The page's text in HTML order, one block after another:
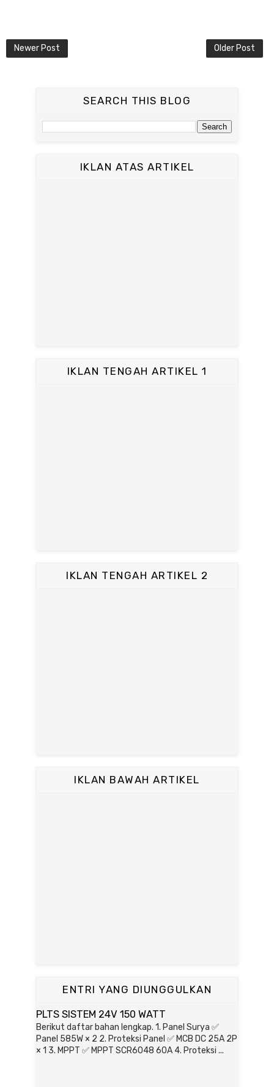
Newer Post Older Post
SEARCH THIS BLOG
IKLAN ATAS ARTIKEL
IKLAN TENGAH ARTIKEL 1
IKLAN TENGAH ARTIKEL 2
IKLAN BAWAH ARTIKEL
ENTRI YANG DIUNGGULKAN
PLTS SISTEM 24V 150 WATT
Berikut daftar bahan lengkap. 1. Panel Surya ✅
Panel 585W × 2 2. Proteksi Panel ✅ MCB DC 25A 2P
× 1 3. MPPT ✅ MPPT SCR6048 60A 4. Proteksi ...